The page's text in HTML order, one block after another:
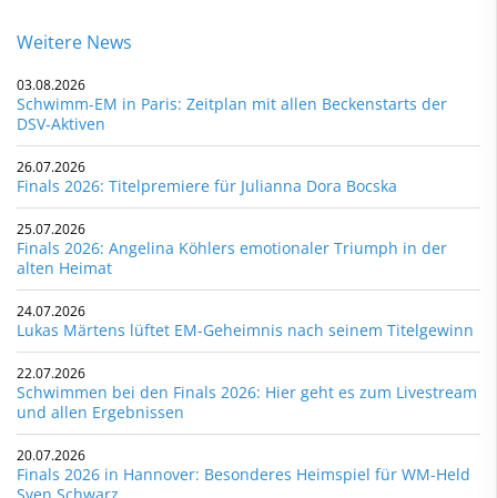
Weitere News
03.08.2026
Schwimm-EM in Paris: Zeitplan mit allen Beckenstarts der
DSV-Aktiven
26.07.2026
Finals 2026: Titelpremiere für Julianna Dora Bocska
25.07.2026
Finals 2026: Angelina Köhlers emotionaler Triumph in der
alten Heimat
24.07.2026
Lukas Märtens lüftet EM-Geheimnis nach seinem Titelgewinn
22.07.2026
Schwimmen bei den Finals 2026: Hier geht es zum Livestream
und allen Ergebnissen
20.07.2026
Finals 2026 in Hannover: Besonderes Heimspiel für WM-Held
Sven Schwarz